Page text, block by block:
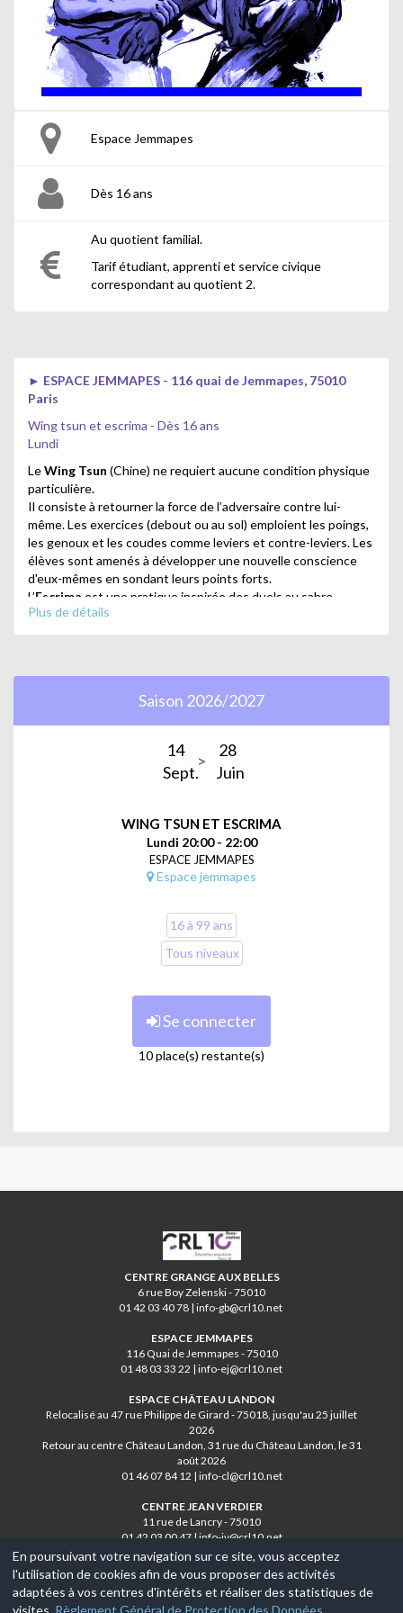
Espace Jemmapes
Dès 16 ans
Au quotient familial.
Tarif étudiant, apprenti et service civique
correspondant au quotient 2.
► ESPACE JEMMAPES - 116 quai de Jemmapes, 75010
Paris
Wing tsun et escrima - Dès 16 ans
Lundi
LeWing Tsun (Chine) ne requiert aucune condition physique
particulière.
Il consiste à retourner la force de l’adversaire contre lui-
même. Les exercices (debout ou au sol) emploient les poings,
les genoux et les coudes comme leviers et contre-leviers. Les
élèves sont amenés à développer une nouvelle conscience
d'eux-mêmes en sondant leurs points forts.
L’Escrima est une pratique inspirée des duels au sabre
importés par les espagnols aux Philippines. Des bâtons en
Sifu Olivier Rullé pratique le Wing Tsun et l'Escrima depuis
1999 et l'enseigne depuis quinze ans à Paris.
grade de Sifu au sein de l'école Avci.
Plus de détails
Saison 2026/2027
14
Sept.
28
Juin
WING TSUN ET ESCRIMA
Lundi 20:00 - 22:00
ESPACE JEMMAPES
Espace jemmapes
16 à 99 ans
Tous niveaux
Se connecter
10 place(s) restante(s)
CRL10
CENTRE GRANGE AUX BELLES
6 rue Boy Zelenski - 75010
01 42 03 40 78 | info-gb@crl10.net
ESPACE JEMMAPES
116 Quai de Jemmapes - 75010
01 48 03 33 22 | info-ej@crl10.net
ESPACE CHÂTEAU LANDON
Relocalisé au 47 rue Philippe de Girard - 75018, jusqu'au 25 juillet
2026
Retour au centre Château Landon, 31 rue du Château Landon, le 31
août 2026
01 46 07 84 12 | info-cl@crl10.net
CENTRE JEAN VERDIER
11 rue de Lancry - 75010
01 42 03 00 47 | info-jv@crl10.net
© 2017-2026, Ce site est propulsé par Aniapps.fr
En poursuivant votre navigation sur ce site, vous acceptez
l'utilisation de cookies afin de vous proposer des activités
adaptées à vos centres d'intérêts et réaliser des statistiques de
visites. Règlement Général de Protection des Données